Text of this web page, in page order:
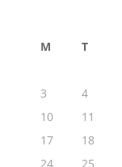
M T
3
4
10
11
17
18
24
25